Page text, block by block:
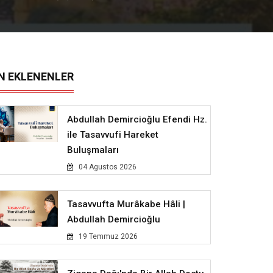
EKLENENLER
Abdullah Demircioğlu Efendi Hz.
ile Tasavvufi Hareket
Buluşmaları
04 Agustos 2026
Tasavvufta Murâkabe Hâli |
Abdullah Demircioğlu
19 Temmuz 2026